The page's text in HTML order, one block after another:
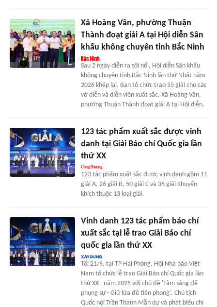
Xã Hoàng Vân, phường Thuận
Thành đoạt giải A tại Hội diễn Sân
khấu không chuyên tỉnh Bắc Ninh
Sau 2 ngày diễn ra sôi nổi, Hội diễn Sân khấu
không chuyên tỉnh Bắc Ninh lần thứ Nhất năm
2026 khép lại. Ban tổ chức trao 55 giải cho các
vở diễn và diễn viên xuất sắc. Xã Hoàng Vân,
phường Thuận Thành đoạt giải A tại Hội diễn.
123 tác phẩm xuất sắc được vinh
danh tại Giải Báo chí Quốc gia lần
thứ XX
123 tác phẩm xuất sắc được vinh danh gồm 11
giải A, 26 giải B, 50 giải C và 36 giải Khuyến
khích thuộc 13 loại giải.
Vinh danh 123 tác phẩm báo chí
xuất sắc tại lễ trao Giải Báo chí
quốc gia lần thứ XX
Tối 21/6, tại TP Hải Phòng, Hội Nhà báo Việt
Nam tổ chức lễ trao Giải Báo chí Quốc gia lần
thứ XX - năm 2025 với chủ đề 'Tâm sáng để
phụng sự - Giữ lửa để tiên phong'. Chủ tịch
Quốc hội Trần Thanh Mẫn dự và phát biểu chỉ